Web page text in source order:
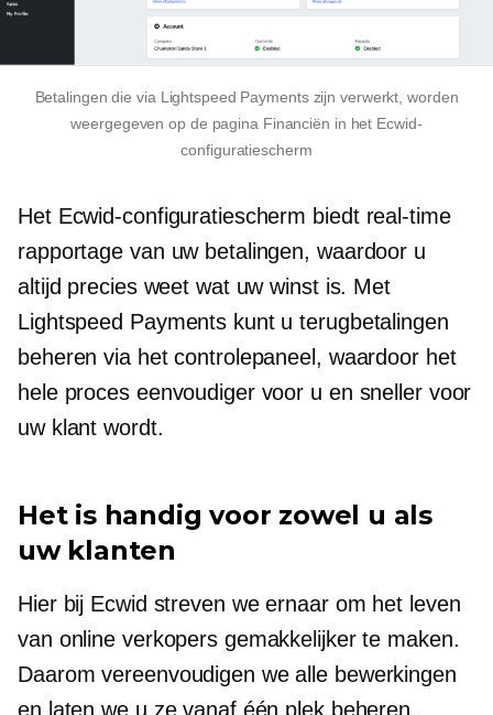
Betalingen die via Lightspeed Payments zijn verwerkt, worden
weergegeven op de pagina Financiën in het Ecwid-
configuratiescherm
Het Ecwid-configuratiescherm biedt real-time
rapportage van uw betalingen, waardoor u
altijd precies weet wat uw winst is. Met
Lightspeed Payments kunt u terugbetalingen
beheren via het controlepaneel, waardoor het
hele proces eenvoudiger voor u en sneller voor
uw klant wordt.
Het is handig voor zowel u als
uw klanten
Hier bij Ecwid streven we ernaar om het leven
van online verkopers gemakkelijker te maken.
Daarom vereenvoudigen we alle bewerkingen
en laten we u ze vanaf één plek beheren.